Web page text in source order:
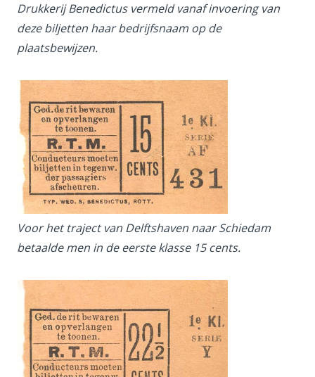
Drukkerij Benedictus vermeld vanaf invoering van
deze biljetten haar bedrijfsnaam op de
plaatsbewijzen.
Voor het traject van Delftshaven naar Schiedam
betaalde men in de eerste klasse 15 cents.